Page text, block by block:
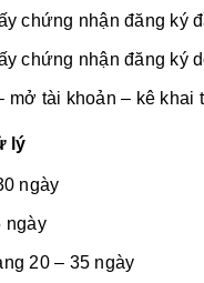
chứng nhận đăng ký
chứng nhận đăng ký
mở tài khoản – kê khai
lý
ngày
ngày
20 – 35 ngày